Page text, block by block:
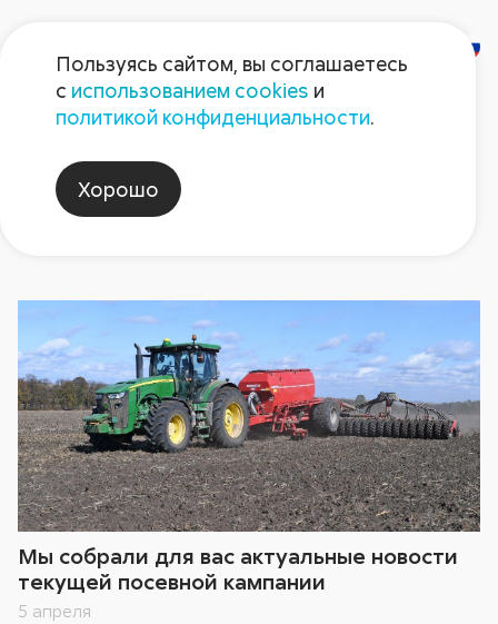
Новости
сельскоехозяйство
Мы собрали для вас актуальные новости
текущей посевной кампании
5 апреля
Пользуясь сайтом, вы соглашаетесь
с использованием cookies и
политикой конфиденциальности.
Хорошо